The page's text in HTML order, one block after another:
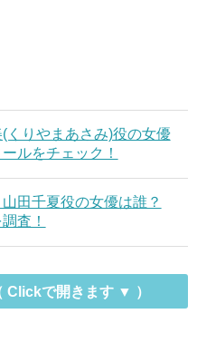
くりやまあさみ)役の女優
ルをチェック！
田千夏役の女優は誰？
査！